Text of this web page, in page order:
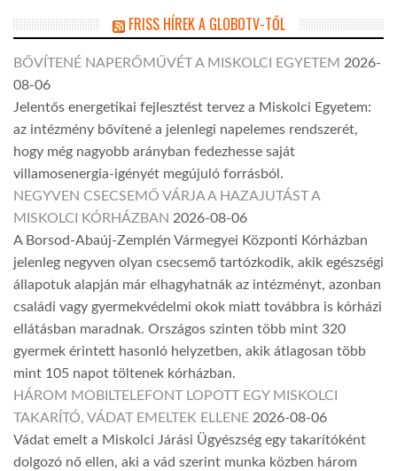
FRISS HÍREK A GLOBOTV-TŐL
BŐVÍTENÉ NAPERŐMŰVÉT A MISKOLCI EGYETEM 2026-
08-06
Jelentős energetikai fejlesztést tervez a Miskolci Egyetem:
az intézmény bővítené a jelenlegi napelemes rendszerét,
hogy még nagyobb arányban fedezhesse saját
villamosenergia-igényét megújuló forrásból.
NEGYVEN CSECSEMŐ VÁRJA A HAZAJUTÁST A
MISKOLCI KÓRHÁZBAN 2026-08-06
A Borsod-Abaúj-Zemplén Vármegyei Központi Kórházban
jelenleg negyven olyan csecsemő tartózkodik, akik egészségi
állapotuk alapján már elhagyhatnák az intézményt, azonban
családi vagy gyermekvédelmi okok miatt továbbra is kórházi
ellátásban maradnak. Országos szinten több mint 320
gyermek érintett hasonló helyzetben, akik átlagosan több
mint 105 napot töltenek kórházban.
HÁROM MOBILTELEFONT LOPOTT EGY MISKOLCI
TAKARÍTÓ, VÁDAT EMELTEK ELLENE 2026-08-06
Vádat emelt a Miskolci Járási Ügyészség egy takarítóként
dolgozó nő ellen, aki a vád szerint munka közben három